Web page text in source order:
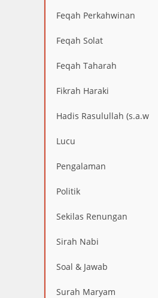
Feqah Perkahwinan
Feqah Solat
Feqah Taharah
Fikrah Haraki
Hadis Rasulullah (s.a.w
Lucu
Pengalaman
Politik
Sekilas Renungan
Sirah Nabi
Soal & Jawab
Surah Maryam